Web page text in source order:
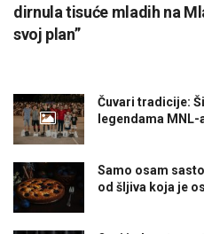
dirnula tisuće mladih na
svoj plan”
Čuvari tradicije:
legendama MNL-
Samo osam
od šljiva koja je